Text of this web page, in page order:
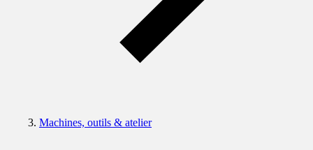
Machines, outils & atelier